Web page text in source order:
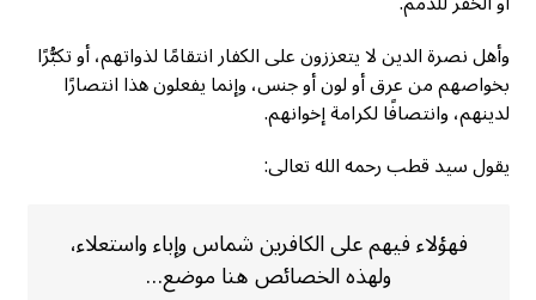
وأهل نصرة الدين لا يتعززون على الكفار انتقامًا لذواتهم، أو تكبُّرًا
بخواصهم من عرق أو لون أو جنس، وإنما يفعلون هذا انتصارًا
لدينهم، وانتصافًا لكرامة إخوانهم.
يقول سيد قطب رحمه الله تعالى:
فهؤلاء فيهم على الكافرين شماس وإباء واستعلاء،
ولهذه الخصائص هنا موضع…